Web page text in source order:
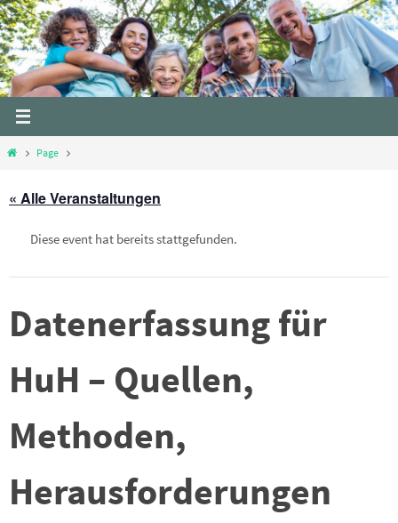
Skip
to
content
HomePage
« Alle Veranstaltungen
Diese event hat bereits stattgefunden.
Datenerfassung für
HuH – Quellen,
Methoden,
Herausforderungen